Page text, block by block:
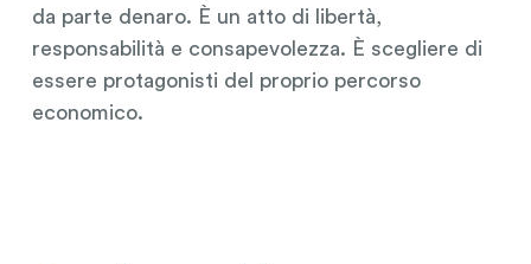
da parte denaro. È un atto di libertà,
responsabilità e consapevolezza. È scegliere di
essere protagonisti del proprio percorso
economico.